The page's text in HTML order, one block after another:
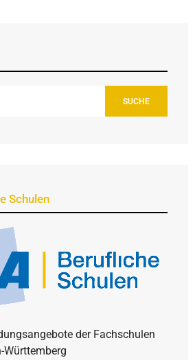
SUCHE
Schulen
der Fachschulen
Württemberg